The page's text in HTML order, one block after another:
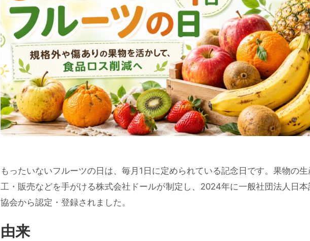
もったいないフルーツの日 は、毎月1日に定められている記念日です。果物の生
工・販売などを手がける株式会社ドールが制定し、2024年に一般社団法人日本
協会から認定・登録されました。
由来